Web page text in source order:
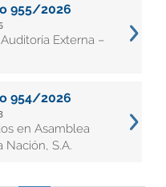
955/2026
Externa –
954/2026
en Asamblea
Nación, S.A.